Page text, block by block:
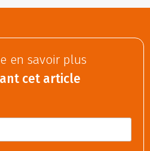
en savoir plus
cet article